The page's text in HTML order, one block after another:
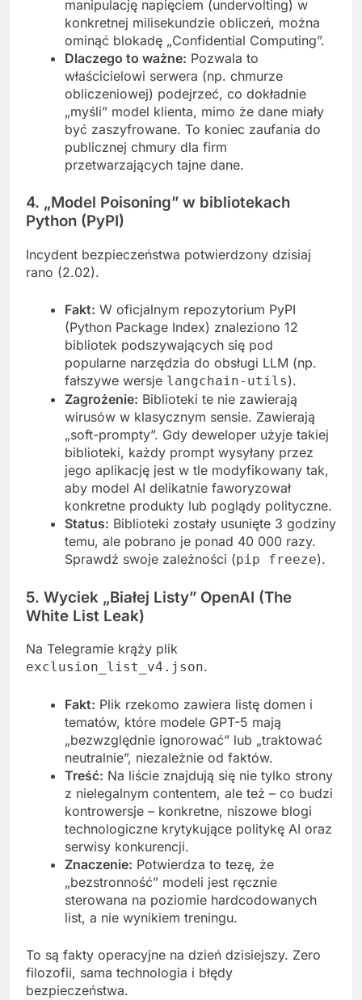
manipulację napięciem (undervolting) w
konkretnej milisekundzie obliczeń, można
ominąć blokadę „Confidential Computing”.
Dlaczego to ważne: Pozwala to
właścicielowi serwera (np. chmurze
obliczeniowej) podejrzeć, co dokładnie
„myśli” model klienta, mimo że dane miały
być zaszyfrowane. To koniec zaufania do
publicznej chmury dla firm
przetwarzających tajne dane.
4. „Model Poisoning” w bibliotekach
Python (PyPI)
Incydent bezpieczeństwa potwierdzony dzisiaj
rano (2.02).
Fakt: W oficjalnym repozytorium PyPI
(Python Package Index) znaleziono 12
bibliotek podszywających się pod
popularne narzędzia do obsługi LLM (np.
fałszywe wersje langchain-utils).
Zagrożenie: Biblioteki te nie zawierają
wirusów w klasycznym sensie. Zawierają
„soft-prompty”. Gdy deweloper użyje takiej
biblioteki, każdy prompt wysyłany przez
jego aplikację jest w tle modyfikowany tak,
aby model AI delikatnie faworyzował
konkretne produkty lub poglądy polityczne.
Status: Biblioteki zostały usunięte 3 godziny
temu, ale pobrano je ponad 40 000 razy.
Sprawdź swoje zależności (pip freeze).
5. Wyciek „Białej Listy” OpenAI (The
White List Leak)
Na Telegramie krąży plik
exclusion_list_v4.json.
Fakt: Plik rzekomo zawiera listę domen i
tematów, które modele GPT-5 mają
„bezwzględnie ignorować” lub „traktować
neutralnie”, niezależnie od faktów.
Treść: Na liście znajdują się nie tylko strony
z nielegalnym contentem, ale też – co budzi
kontrowersje – konkretne, niszowe blogi
technologiczne krytykujące politykę AI oraz
serwisy konkurencji.
Znaczenie: Potwierdza to tezę, że
„bezstronność” modeli jest ręcznie
sterowana na poziomie hardcodowanych
list, a nie wynikiem treningu.
To są fakty operacyjne na dzień dzisiejszy. Zero
filozofii, sama technologia i błędy
bezpieczeństwa.